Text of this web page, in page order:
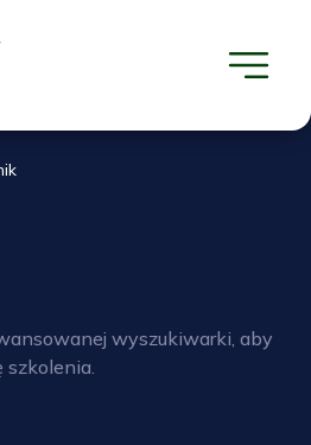
wyszukiwarki, aby
szkolenia.